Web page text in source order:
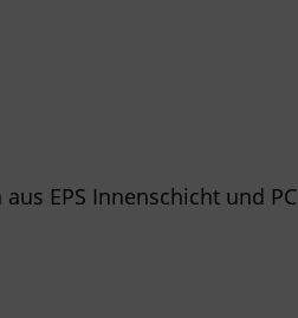
EPS Innenschicht und PC